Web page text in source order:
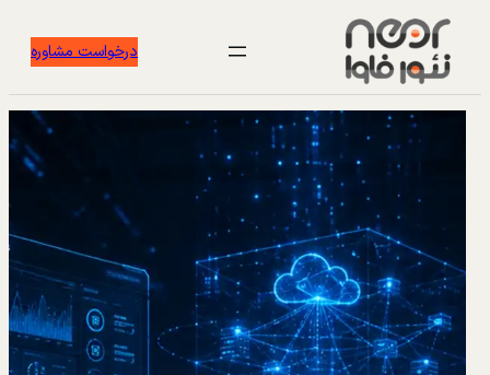
درخواست مشاوره